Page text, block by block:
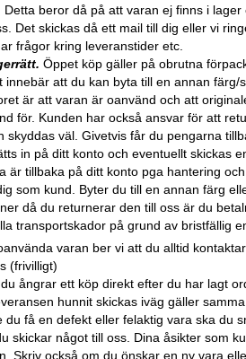
beror då på att varan ej finns i
Det skickas då ett mail till dig eller vi
frågor kring leveranstider etc.
Öppet köp gäller på obrutna
innebär att du kan byta till en annan
är att varan är oanvänd och att
för. Kunden har också ansvar för att
skyddas väl. Givetvis får du pengarna
in på ditt konto och eventuellt skickas
är tillbaka på ditt konto pga hantering
som kund. Byter du till en annan färg
då du returnerar den till oss är du
transportskador på grund av bristfällig
varan ber vi att du alltid
(frivilligt)
ångrar ett köp direkt efter du har lagt
hunnit skickas iväg gäller
du få en defekt eller felaktig vara ska du
skickar något till oss. Dina åsikter som
Skriv också om du önskar en ny vara